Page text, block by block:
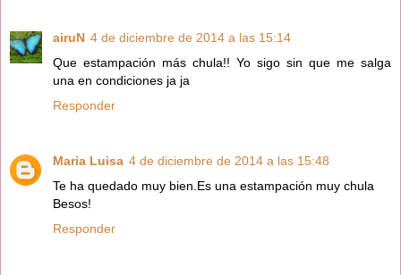
airuN 4 de diciembre de 2014 a las 15:14
Que estampación más chula!! Yo sigo sin que me salga
una en condiciones ja ja
Responder
Maria Luisa 4 de diciembre de 2014 a las 15:48
Te ha quedado muy bien.Es una estampación muy chula
Besos!
Responder